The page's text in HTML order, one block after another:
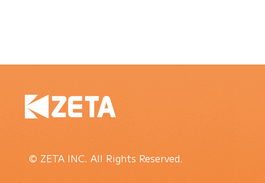
© ZETA INC. All Rights Reserved.